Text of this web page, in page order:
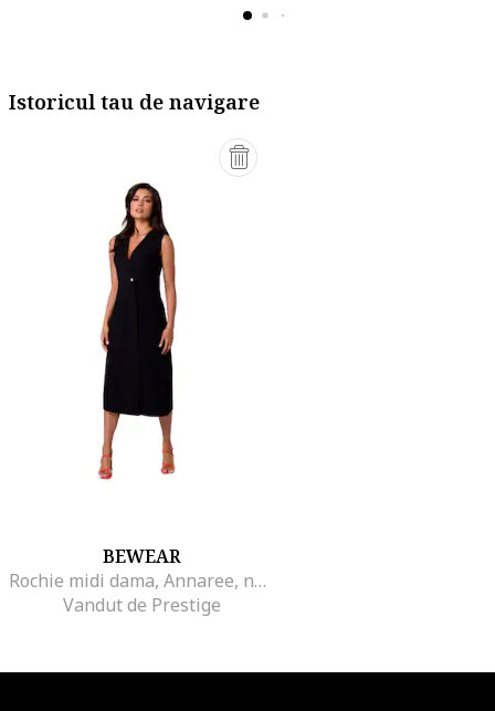
Istoricul tau de navigare
BEWEAR
Rochie midi dama, Annaree, neagra, XXL
Vandut de Prestige